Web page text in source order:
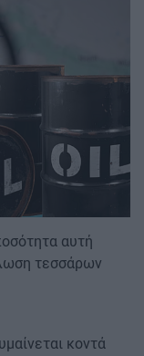
αυτή
τεσσάρων
κοντά